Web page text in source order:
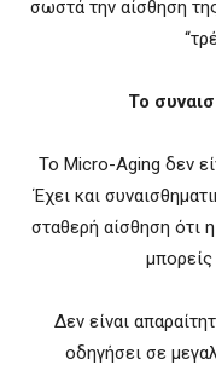
σωστά την αίσθηση
Το
Το Micro-Aging δεν
Έχει και
σταθερή αίσθηση
μπορείς
Δεν είναι
οδηγήσει σε